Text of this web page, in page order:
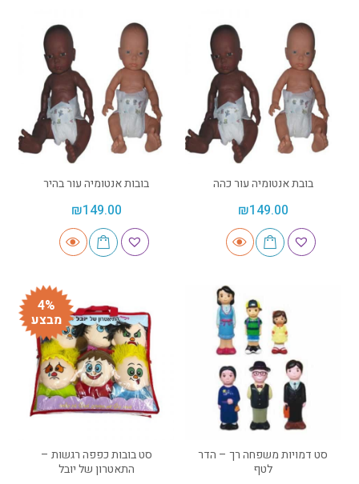
בובת אנטומיה עור כהה
₪149.00
בובות אנטומיה עור בהיר
₪149.00
סט דמויות משפחה רך – הדר
לטף
4%
מבצע
סט בובות כפפה רגשות –
התאטרון של יובל